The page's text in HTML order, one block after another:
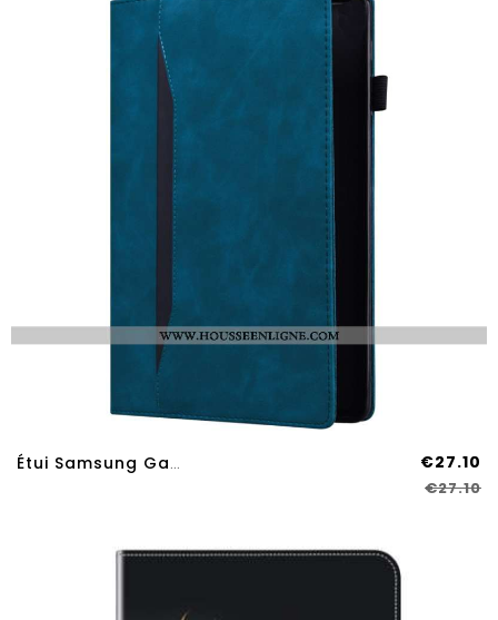
Étui Samsung Galaxy Tab S9 FE Plus Business €27.10
€27.10